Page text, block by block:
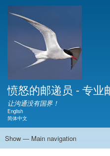
愤怒的邮递员 - 专业
让沟通没有国界！
Language switcher
English
简体中文
Main
Show — Main navigation